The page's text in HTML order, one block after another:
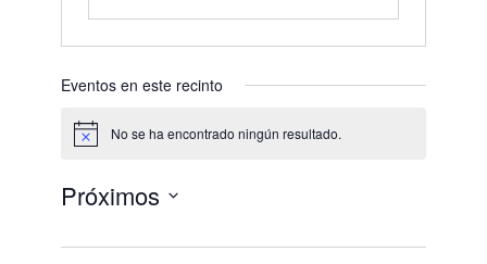
Eventos en este recinto
Aviso No se ha encontrado ningún resultado.
Próximos